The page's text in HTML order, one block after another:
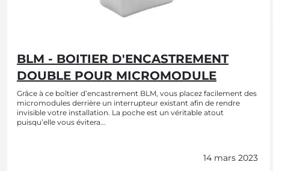
BLM - BOITIER D'ENCASTREMENT
DOUBLE POUR MICROMODULE
Grâce à ce boîtier d’encastrement BLM, vous placez facilement des
micromodules derrière un interrupteur existant afin de rendre
invisible votre installation. La poche est un véritable atout
puisqu’elle vous évitera...
14 mars 2023